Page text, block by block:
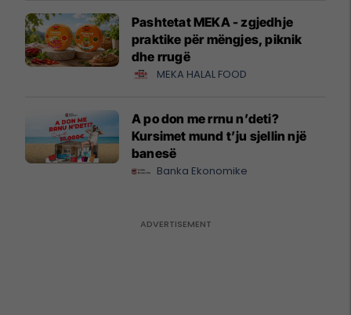
Pashtetat MEKA - zgjedhje
praktike për mëngjes, piknik
dhe rrugë
MEKA HALAL FOOD
A po don me rrnu n’deti?
Kursimet mund t’ju sjellin një
banesë
Banka Ekonomike